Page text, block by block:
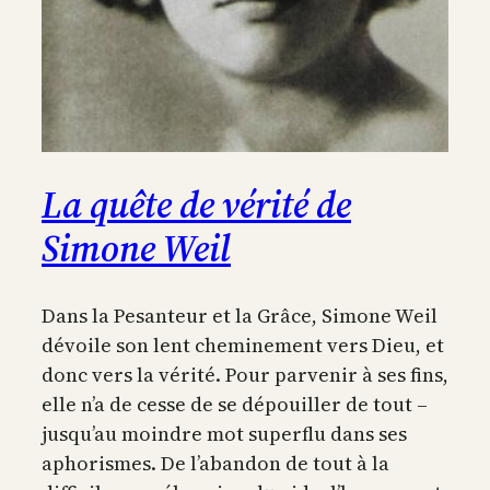
La quête de vérité de
Simone Weil
Dans la Pesanteur et la Grâce, Simone Weil
dévoile son lent cheminement vers Dieu, et
donc vers la vérité. Pour parvenir à ses fins,
elle n’a de cesse de se dépouiller de tout –
jusqu’au moindre mot superflu dans ses
aphorismes. De l’abandon de tout à la